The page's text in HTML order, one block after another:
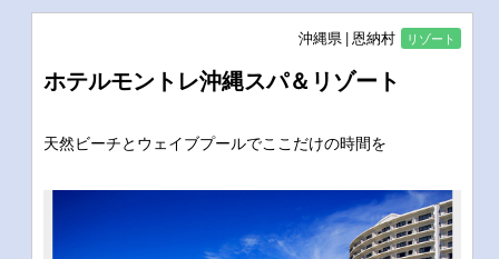
沖縄県 恩納村 リゾート
ホテルモントレ沖縄スパ＆リゾート
天然ビーチとウェイブプールでここだけの時間を